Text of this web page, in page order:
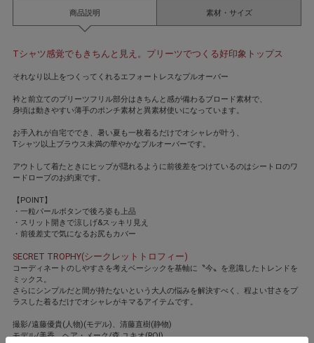
商品説明
Tシャツ感覚でもきちんと見え。プリーツでつくる好印象トップス
それなり以上をつくってくれるエフォートレスなプルオーバー
衿と前立てのプリーツフリル部分はきちんと感が備わるブロード素材で、
身頃は動きやすい薄手のポンチ素材と異素材使いになっています。
お手入れが自宅ででき、暑い夏も一枚着るだけでオシャレが叶う、
Tシャツ以上ブラウス未満の華やかなプルオーバーです。
アウトして着たときにヒップが隠れるように前後差をつけているのはシートロのワ
ードローブのお約束です。
【POINT】
・一粒パールボタンで後ろ姿も上品
・スリット開きで涼しげ&スッキリ見え
・前後差丈で気になるお尻もカバー
SECRET TROPHY(シークレットトロフィー)
コーディネートのしやすさを考えベーシックを基軸に〝今〟を意識したトレンドを
ミックス。
さらにシンプルだと間が持たないという大人の悩みを解決すべく、程よい甘さをプ
ラスした着るだけでオシャレがキマるアイテムです。
撮影/遠藤優貴(人物)(モデル)、清藤直樹(静物)
モデル/美香 ヘア・メーク/森 ユキオ(ROI)
素材・サイズ